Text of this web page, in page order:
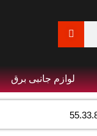
لوازم جانبی برق